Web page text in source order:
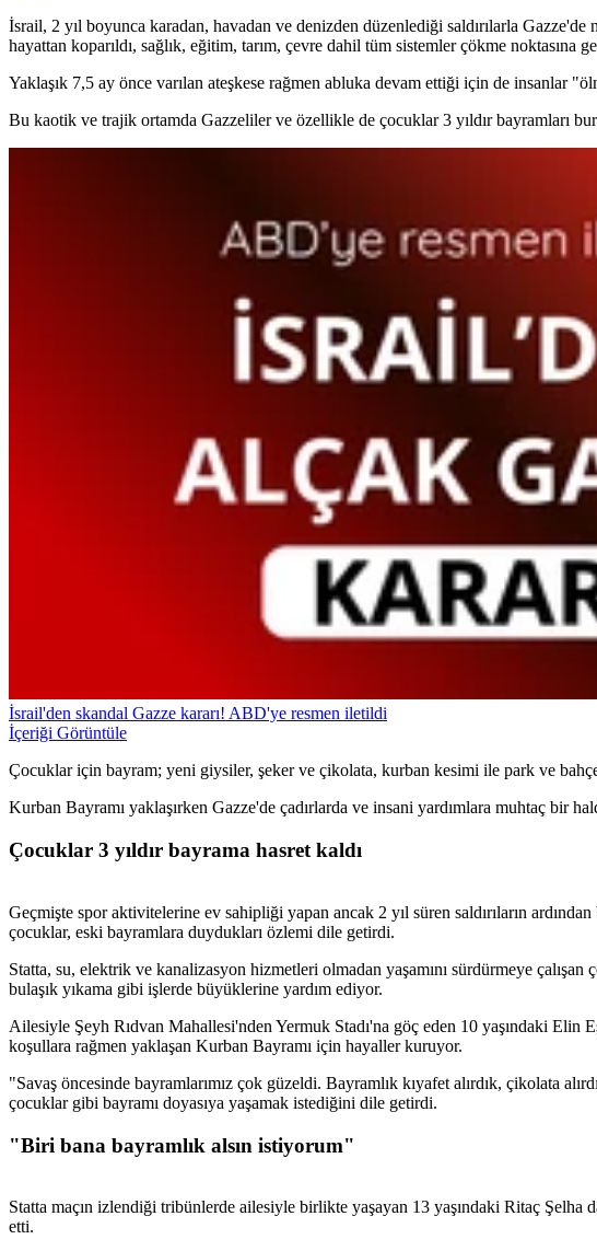
İsrail, 2 yıl boyunca karadan, havadan ve denizden düzenlediği saldırılarla
hayattan koparıldı, sağlık, eğitim, tarım, çevre dahil tüm sistemler çökme noktasına
Yaklaşık 7,5 ay önce varılan ateşkese rağmen abluka devam ettiği için de insanlar
Bu kaotik ve trajik ortamda Gazzeliler ve özellikle de çocuklar 3 yıldır bayramları
İsrail'den skandal Gazze kararı! ABD'ye resmen iletildi
İçeriği Görüntüle
Çocuklar için bayram; yeni giysiler, şeker ve çikolata, kurban kesimi ile park ve
Kurban Bayramı yaklaşırken Gazze'de çadırlarda ve insani yardımlara muhtaç bir
Çocuklar 3 yıldır bayrama hasret kaldı
Geçmişte spor aktivitelerine ev sahipliği yapan ancak 2 yıl süren saldırıların
çocuklar, eski bayramlara duydukları özlemi dile getirdi.
Statta, su, elektrik ve kanalizasyon hizmetleri olmadan yaşamını sürdürmeye
bulaşık yıkama gibi işlerde büyüklerine yardım ediyor.
Ailesiyle Şeyh Rıdvan Mahallesi'nden Yermuk Stadı'na göç eden 10 yaşındaki
koşullara rağmen yaklaşan Kurban Bayramı için hayaller kuruyor.
"Savaş öncesinde bayramlarımız çok güzeldi. Bayramlık kıyafet alırdık, çikolata
çocuklar gibi bayramı doyasıya yaşamak istediğini dile getirdi.
"Biri bana bayramlık alsın istiyorum"
Statta maçın izlendiği tribünlerde ailesiyle birlikte yaşayan 13 yaşındaki Ritaç Şelha
etti.